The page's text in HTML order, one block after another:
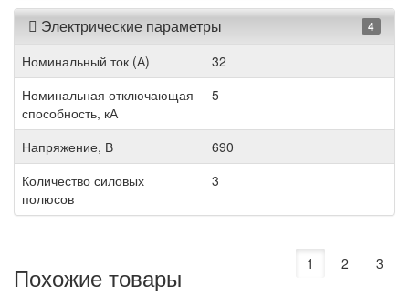
Электрические параметры 4
Номинальный ток (А)
32
Номинальная отключающая
способность, кА
5
Напряжение, В
690
Количество силовых
полюсов
3
Похожие товары 1 2 3